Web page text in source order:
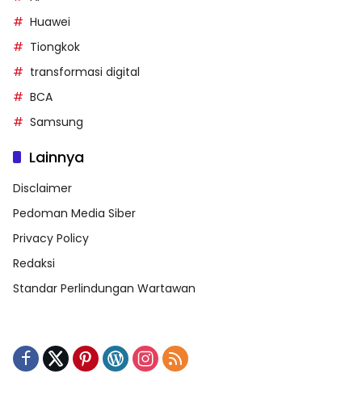
Huawei
Tiongkok
transformasi digital
BCA
Samsung
Lainnya
Disclaimer
Pedoman Media Siber
Privacy Policy
Redaksi
Standar Perlindungan Wartawan